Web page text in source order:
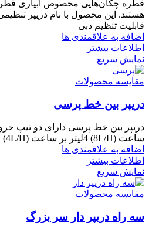
قابلیت تنظیم دبی
اضافه به علاقمندی ها
اطلاعات بیشتر
نمایش سریع
مقایسه محصولات
دریپر بین خط پرسی
ساعت (8L/H) 4لیتر بر ساعت (4L/H) این
اضافه به علاقمندی ها
اطلاعات بیشتر
نمایش سریع
مقایسه محصولات
سه راه دریپر دار سر بزرگ